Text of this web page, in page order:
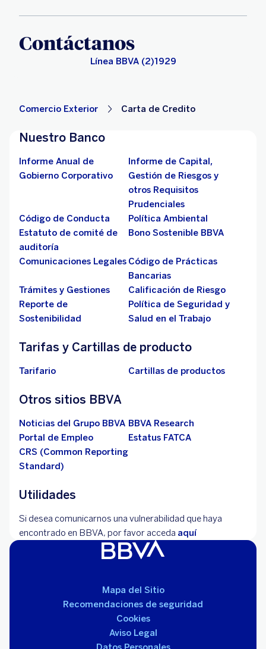
Contáctanos
Línea BBVA (2)1929
Comercio Exterior Carta de Credito
Nuestro Banco
Informe Anual de
Gobierno Corporativo
Informe de Capital,
Gestión de Riesgos y
otros Requisitos
Prudenciales
Código de Conducta
Política Ambiental
Estatuto de comité de
auditoría
Bono Sostenible BBVA
Comunicaciones Legales Código de Prácticas
Bancarias
Trámites y Gestiones
Calificación de Riesgo
Reporte de
Sostenibilidad
Política de Seguridad y
Salud en el Trabajo
Tarifas y Cartillas de producto
Tarifario Cartillas de productos
Otros sitios BBVA
Noticias del Grupo BBVA BBVA Research
Portal de Empleo
Estatus FATCA
CRS (Common Reporting
Standard)
Utilidades
Si desea comunicarnos una vulnerabilidad que haya
encontrado en BBVA, por favor acceda aquí
Mapa del Sitio
Recomendaciones de seguridad
Cookies
Aviso Legal